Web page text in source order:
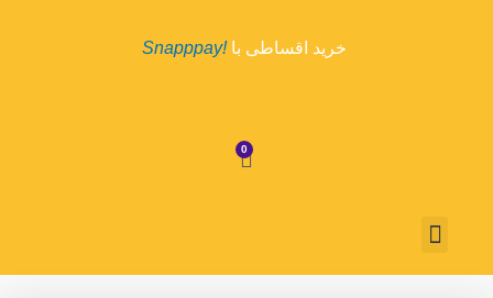
خرید اقساطی با!Snapppay
0سبد
منو